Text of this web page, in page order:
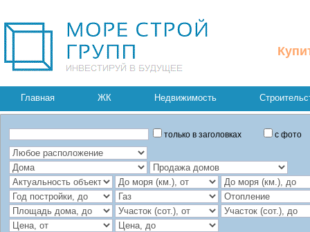
Главная ЖК Недвижимость
только в заголовках с фото